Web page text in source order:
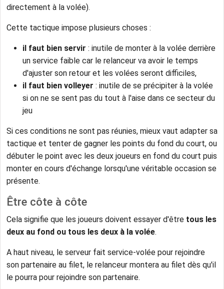
directement à la volée).
Cette tactique impose plusieurs choses :
il faut bien servir : inutile de monter à la volée derrière
un service faible car le relanceur va avoir le temps
d'ajuster son retour et les volées seront difficiles,
il faut bien volleyer : inutile de se précipiter à la volée
si on ne se sent pas du tout à l'aise dans ce secteur du
jeu
Si ces conditions ne sont pas réunies, mieux vaut adapter sa
tactique et tenter de gagner les points du fond du court, ou
débuter le point avec les deux joueurs en fond du court puis
monter en cours d'échange lorsqu'une véritable occasion se
présente.
Être côte à côte
Cela signifie que les joueurs doivent essayer d'être tous les
deux au fond ou tous les deux à la volée.
A haut niveau, le serveur fait service-volée pour rejoindre
son partenaire au filet, le relanceur montera au filet dès qu'il
le pourra pour rejoindre son partenaire.